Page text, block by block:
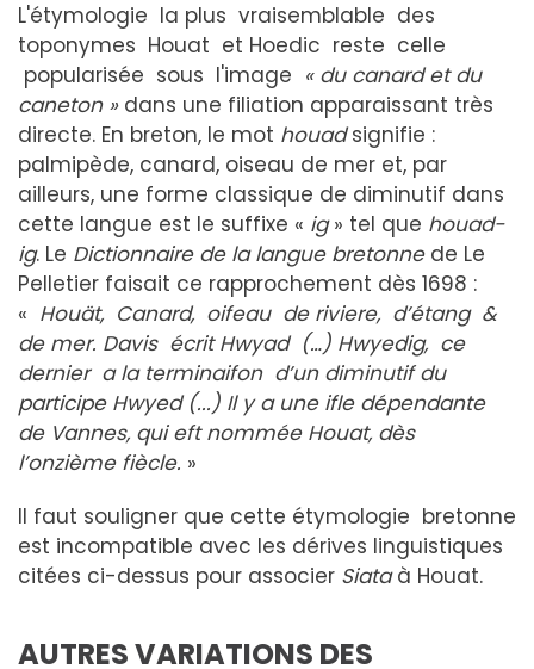
L'étymologie la plus vraisemblable des
toponymes Houat et Hoedic reste celle
popularisée sous l'image « du canard et du
caneton » dans une filiation apparaissant très
directe. En breton, le mot houadsignifie :
palmipède, canard, oiseau de mer et, par
ailleurs, une forme classique de diminutif dans
cette langue est le suffixe « ig» tel que houad-
ig. Le Dictionnaire de la langue bretonne de Le
Pelletier faisait ce rapprochement dès 1698 :
« Houät, Canard, oifeau de riviere, d’étang &
de mer. Davis écrit Hwyad (…) Hwyedig, ce
dernier a la terminaifon d’un diminutif du
participe Hwyed (...) Il y a une ifle dépendante
de Vannes, qui eft nommée Houat, dès
l’onzième fiècle. »
Il faut souligner que cette étymologie bretonne
est incompatible avec les dérives linguistiques
citées ci-dessus pour associer Siataà Houat.
AUTRES VARIATIONS DES